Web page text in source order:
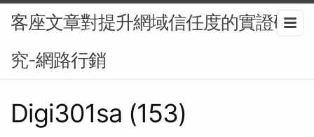
客座文章對提升網域信任度的實證研
究-網路行銷
Digi301sa (153)